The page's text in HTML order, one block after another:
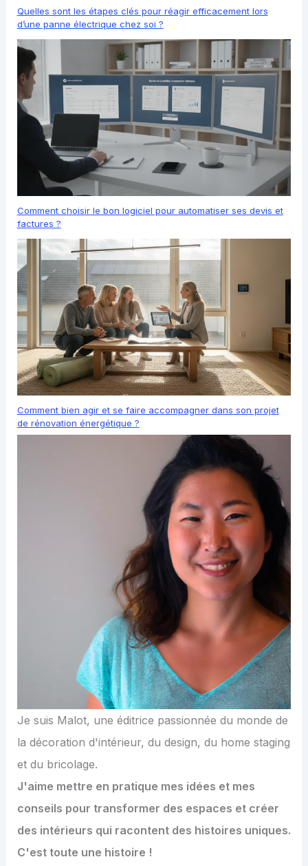
Quelles sont les étapes clés pour réagir efficacement lors
d’une panne électrique chez soi ?
Comment choisir le bon logiciel pour automatiser ses devis et
factures ?
Comment bien agir et se faire accompagner dans son projet
de rénovation énergétique ?
Je suis Malot, une éditrice passionnée du monde de
la décoration d'intérieur, du design, du home staging
et du bricolage.
J'aime mettre en pratique mes idées et mes
conseils pour transformer des espaces et créer
des intérieurs qui racontent des histoires uniques.
C'est toute une histoire !